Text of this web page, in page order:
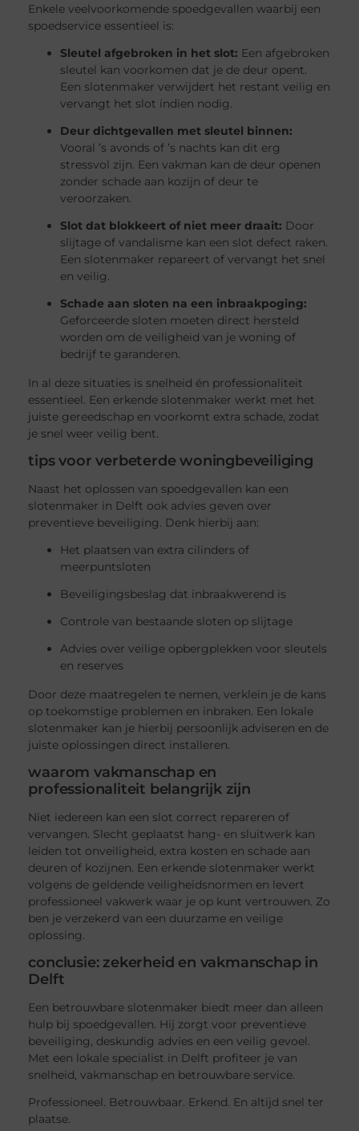
Enkele veelvoorkomende spoedgevallen waarbij een
spoedservice essentieel is:
Sleutel afgebroken in het slot: Een afgebroken
sleutel kan voorkomen dat je de deur opent.
Een slotenmaker verwijdert het restant veilig en
vervangt het slot indien nodig.
Deur dichtgevallen met sleutel binnen:
Vooral ’s avonds of ’s nachts kan dit erg
stressvol zijn. Een vakman kan de deur openen
zonder schade aan kozijn of deur te
veroorzaken.
Slot dat blokkeert of niet meer draait: Door
slijtage of vandalisme kan een slot defect raken.
Een slotenmaker repareert of vervangt het snel
en veilig.
Schade aan sloten na een inbraakpoging:
Geforceerde sloten moeten direct hersteld
worden om de veiligheid van je woning of
bedrijf te garanderen.
In al deze situaties is snelheid én professionaliteit
essentieel. Een erkende slotenmaker werkt met het
juiste gereedschap en voorkomt extra schade, zodat
je snel weer veilig bent.
tips voor verbeterde woningbeveiliging
Naast het oplossen van spoedgevallen kan een
slotenmaker in Delft ook advies geven over
preventieve beveiliging. Denk hierbij aan:
Het plaatsen van extra cilinders of
meerpuntsloten
Beveiligingsbeslag dat inbraakwerend is
Controle van bestaande sloten op slijtage
Advies over veilige opbergplekken voor sleutels
en reserves
Door deze maatregelen te nemen, verklein je de kans
op toekomstige problemen en inbraken. Een lokale
slotenmaker kan je hierbij persoonlijk adviseren en de
juiste oplossingen direct installeren.
waarom vakmanschap en
professionaliteit belangrijk zijn
Niet iedereen kan een slot correct repareren of
vervangen. Slecht geplaatst hang- en sluitwerk kan
leiden tot onveiligheid, extra kosten en schade aan
deuren of kozijnen. Een erkende slotenmaker werkt
volgens de geldende veiligheidsnormen en levert
professioneel vakwerk waar je op kunt vertrouwen. Zo
ben je verzekerd van een duurzame en veilige
oplossing.
conclusie: zekerheid en vakmanschap in
Delft
Een betrouwbare slotenmaker biedt meer dan alleen
hulp bij spoedgevallen. Hij zorgt voor preventieve
beveiliging, deskundig advies en een veilig gevoel.
Met een lokale specialist in Delft profiteer je van
snelheid, vakmanschap en betrouwbare service.
Professioneel. Betrouwbaar. Erkend. En altijd snel ter
plaatse.